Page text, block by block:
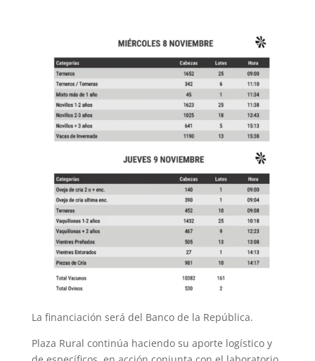
La financiación será del Banco de la República.
Plaza Rural continúa haciendo su aporte logístico y